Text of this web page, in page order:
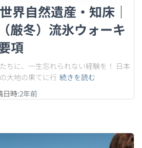
界自然遺産・知床｜
厳冬）流氷ウォーキ
項
ちに、一生忘れられない経験を！ 日本
大地の果てに行 続きを読む
日時:2年前